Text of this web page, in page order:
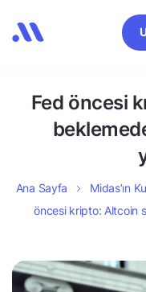
Fed öncesi
Ana Sayfa Midas’ın
öncesi kripto: Altcoin